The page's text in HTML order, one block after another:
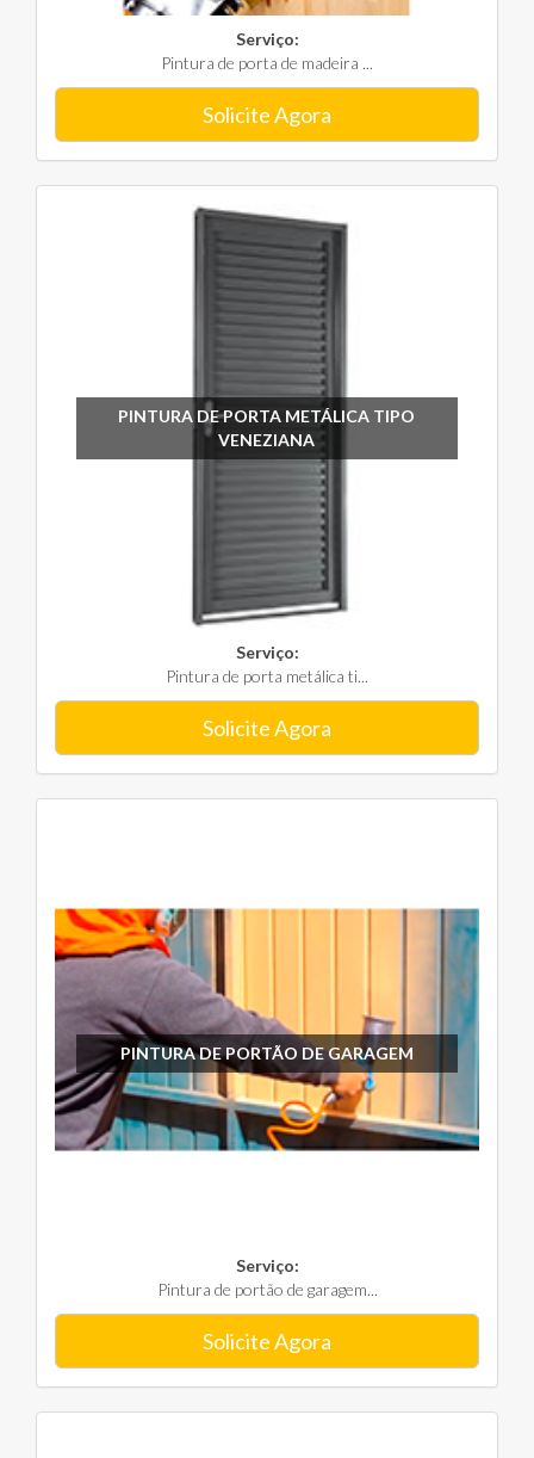
Serviço:
Pintura de porta de madeira ...
Solicite Agora
PINTURA DE PORTA METÁLICA TIPO
VENEZIANA
Serviço:
Pintura de porta metálica ti...
Solicite Agora
PINTURA DE PORTÃO DE GARAGEM
Serviço:
Pintura de portão de garagem...
Solicite Agora